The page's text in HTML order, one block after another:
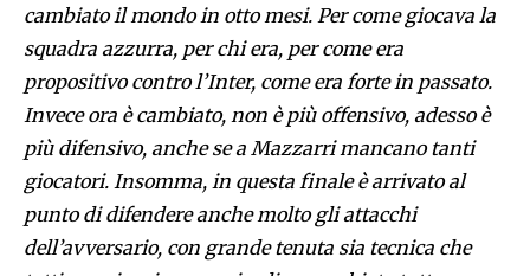
cambiato il mondo in otto mesi. Per come giocava la
squadra azzurra, per chi era, per come era
propositivo contro l’Inter, come era forte in passato.
Invece ora è cambiato, non è più offensivo, adesso è
più difensivo, anche se a Mazzarri mancano tanti
giocatori. Insomma, in questa finale è arrivato al
punto di difendere anche molto gli attacchi
dell’avversario, con grande tenuta sia tecnica che